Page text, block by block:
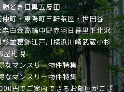
勝どき目黒五反田
仲町・東陽町三軒茶屋・世田谷
森白金高輪中野赤羽 日暮里下北沢
杉並葛飾江戸川横浜川崎武蔵小杉
屋札幌
なマンスリー物件特集
なマンスリー物件特集
円でご案内できるお部屋がござ